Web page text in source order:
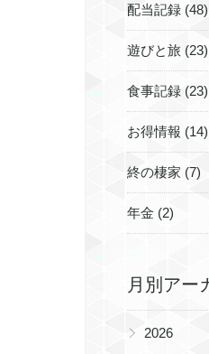
配当記録 (48)
遊びと旅 (23)
食事記録 (23)
お得情報 (14)
終の棲家 (7)
年金 (2)
月別アー
▶ 2026